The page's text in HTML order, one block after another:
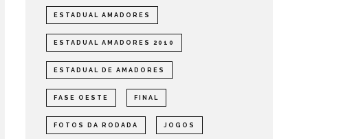
ESTADUAL AMADORES
ESTADUAL AMADORES 2010
ESTADUAL DE AMADORES
FASE OESTE FINAL
FOTOS DA RODADA JOGOS